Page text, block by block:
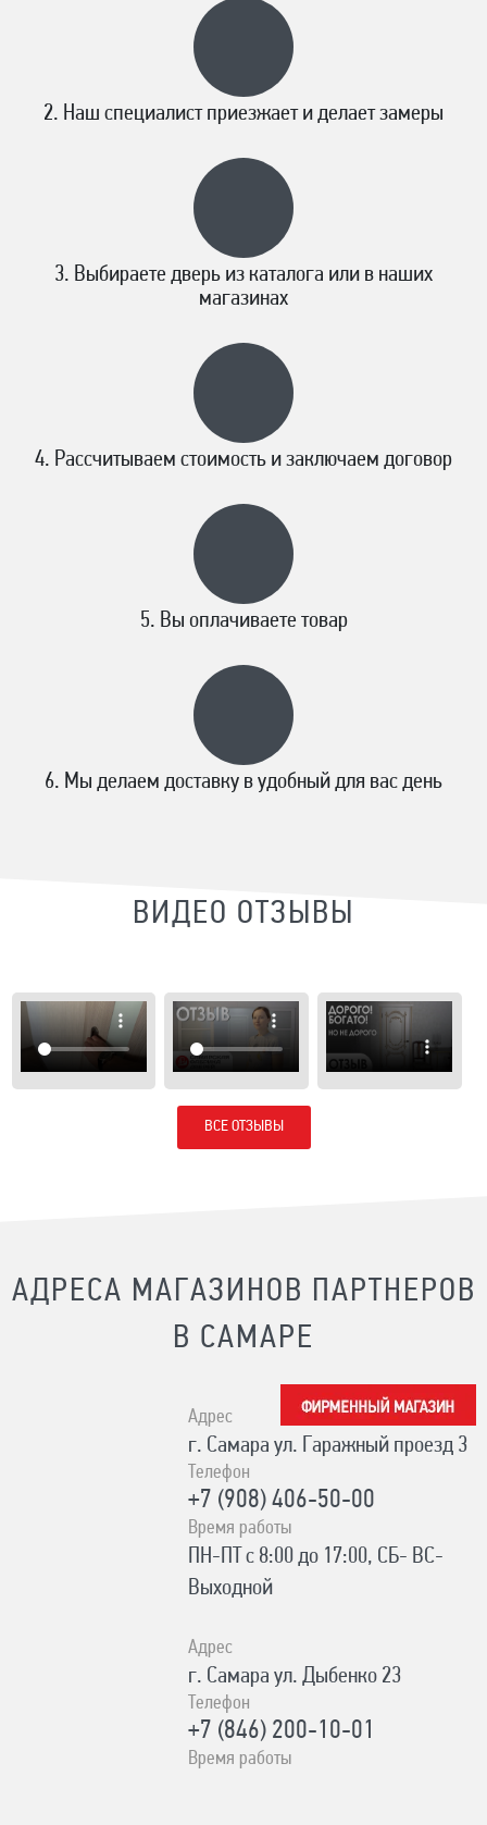
Наш специалист приезжает и делает замеры
Выбираете дверь из каталога или в наших
магазинах
Рассчитываем стоимость и заключаем договор
Вы оплачиваете товар
Мы делаем доставку в удобный для вас день
ВИДЕО ОТЗЫВЫ
ВСЕ ОТЗЫВЫ
АДРЕСА МАГАЗИНОВ ПАРТНЕРОВ
В САМАРЕ
Адрес
г. Самара ул. Гаражный проезд 3
Телефон
+7 (908) 406-50-00
Время работы
ПН-ПТ с 8:00 до 17:00, СБ- ВС-
Выходной
Адрес
г. Самара ул. Дыбенко 23
Телефон
+7 (846) 200-10-01
Время работы